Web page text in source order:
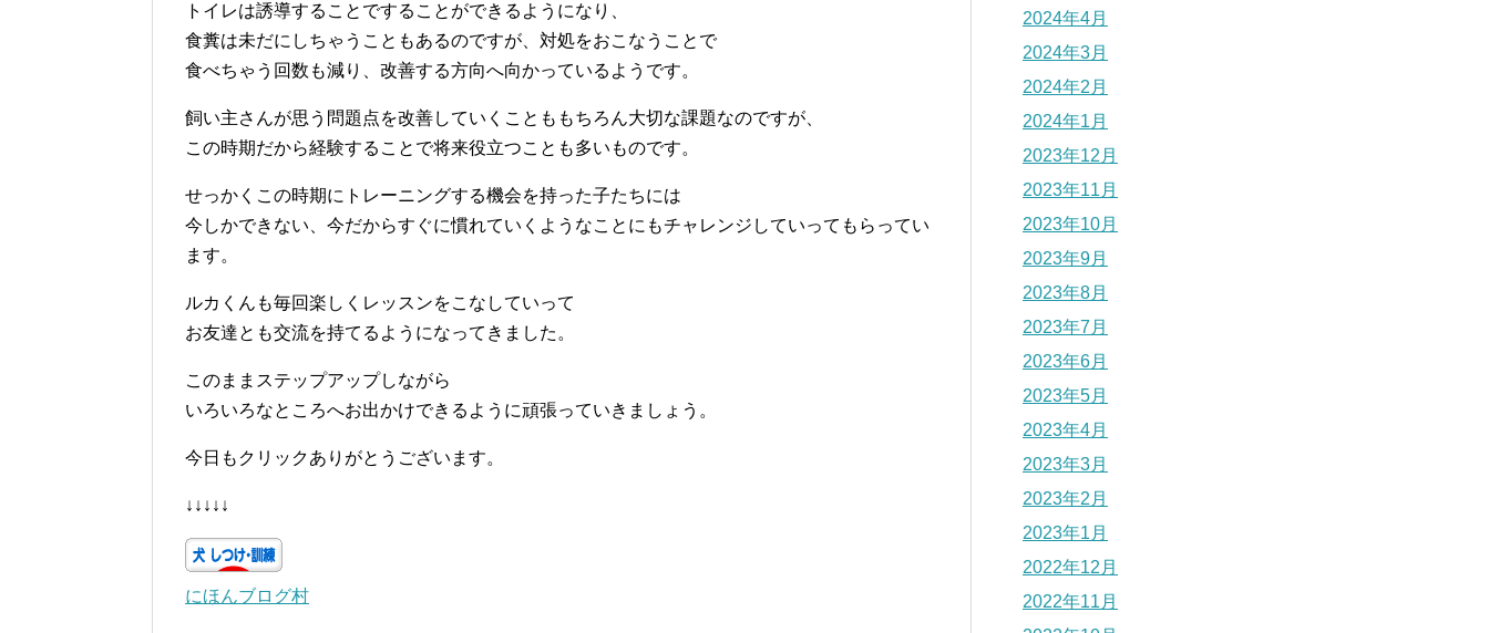
トイレは誘導することですることができるようになり、
食糞は未だにしちゃうこともあるのですが、対処をおこなうことで
食べちゃう回数も減り、改善する方向へ向かっているようです。
飼い主さんが思う問題点を改善していくことももちろん大切な課題なのですが、
この時期だから経験することで将来役立つことも多いものです。
せっかくこの時期にトレーニングする機会を持った子たちには
今しかできない、今だからすぐに慣れていくようなことにもチャレンジしていってもらってい
ます。
ルカくんも毎回楽しくレッスンをこなしていって
お友達とも交流を持てるようになってきました。
このままステップアップしながら
いろいろなところへお出かけできるように頑張っていきましょう。
今日もクリックありがとうございます。
↓↓↓↓↓
にほんブログ村
2024年4月
2024年3月
2024年2月
2024年1月
2023年12月
2023年11月
2023年10月
2023年9月
2023年8月
2023年7月
2023年6月
2023年5月
2023年4月
2023年3月
2023年2月
2023年1月
2022年12月
2022年11月